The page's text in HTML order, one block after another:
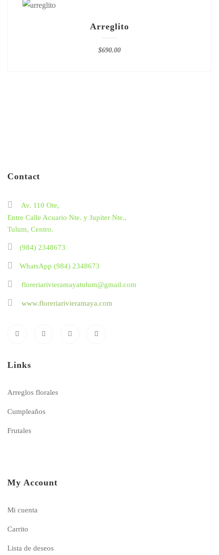
Arreglito
$690.00
Contact
Av. 110 Ote,
Entre Calle Acuario Nte. y Jupiter Nte.,
Tulum, Centro.
(984) 2348673
WhatsApp (984) 2348673
floreriarivieramayatulum@gmail.com
www.floreriarivieramaya.com
Links
Arreglos florales
Cumpleaños
Frutales
My Account
Mi cuenta
Carrito
Lista de deseos